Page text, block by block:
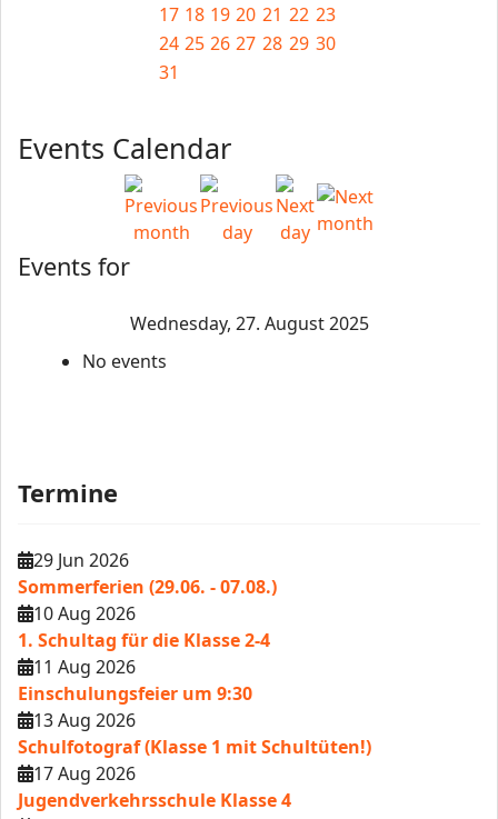
17 18 19 20 21 22 23
24 25 26 27 28 29 30
31
Events Calendar
Events for
Wednesday, 27. August 2025
No events
Termine
29 Jun 2026
Sommerferien (29.06. - 07.08.)
10 Aug 2026
1. Schultag für die Klasse 2-4
11 Aug 2026
Einschulungsfeier um 9:30
13 Aug 2026
Schulfotograf (Klasse 1 mit Schultüten!)
17 Aug 2026
Jugendverkehrsschule Klasse 4